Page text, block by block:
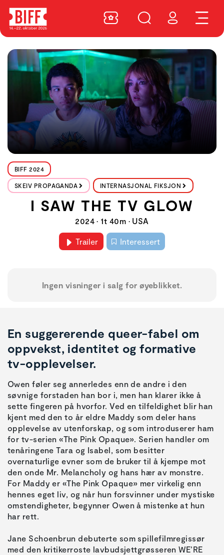
BIFF 2024
SKEIV PROPAGANDA INTERNASJONAL FIKSJON
I SAW THE TV GLOW
2024 • 1t 40m • USA
Trailer Interessert
Ingen visninger i salg for øyeblikket.
En suggererende queer-fabel om
oppvekst, identitet og formative
tv-opplevelser.
Owen føler seg annerledes enn de andre i den
søvnige forstaden han bor i, men han klarer ikke å
sette fingeren på hvorfor. Ved en tilfeldighet blir han
kjent med den to år eldre Maddy som deler hans
opplevelse av utenforskap, og som introduserer ham
for tv-serien «The Pink Opaque». Serien handler om
tenåringene Tara og Isabel, som besitter
overnaturlige evner som de bruker til å kjempe mot
den onde Mr. Melancholy og hans hær av monstre.
For Maddy er «The Pink Opaque» mer virkelig enn
hennes eget liv, og når hun forsvinner under mystiske
omstendigheter, begynner Owen å mistenke at hun
har rett.
Jane Schoenbrun debuterte som spillefilmregissør
med den kritikerroste lavbudsjettgrøsseren WE’RE